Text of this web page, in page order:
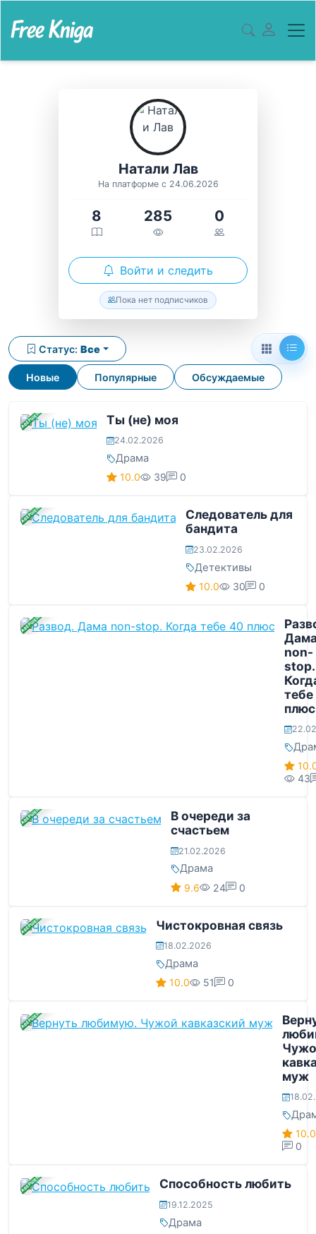
Натали Лав
На платформе с 24.06.2026
8 285 0
Войти и следить
Пока нет подписчиков
Новые Популярные Обсуждаемые
Статус: Все
ЗАВЕРШЕНА Ты (не) моя
24.02.2026
Драма
10.0 39 0
ЗАВЕРШЕНА
Следователь для
бандита
23.02.2026
Детективы
10.0 30 0
ЗАВЕРШЕНА
non-
stop.
плюс
43
ЗАВЕРШЕНА
В очереди за
счастьем
21.02.2026
Драма
9.6 24 0
ЗАВЕРШЕНА Чистокровная связь
18.02.2026
Драма
10.0 51 0
ЗАВЕРШЕНА
муж
10.0
0
ЗАВЕРШЕНА Способность любить
19.12.2025
Драма